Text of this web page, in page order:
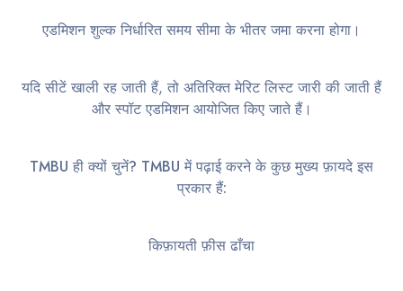
एडमिशन शुल्क निर्धारित समय सीमा के भीतर जमा करना होगा।
यदि सीटें खाली रह जाती हैं, तो अतिरिक्त मेरिट लिस्ट जारी की जाती हैं
और स्पॉट एडमिशन आयोजित किए जाते हैं।
TMBU ही क्यों चुनें? TMBU में पढ़ाई करने के कुछ मुख्य फ़ायदे इस
प्रकार हैं:
किफ़ायती फ़ीस ढाँचा